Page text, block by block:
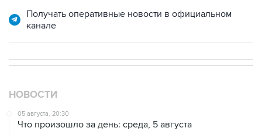
Получать оперативные новости в официальном
канале
НОВОСТИ
05 августа, 20:30
Что произошло за день: среда, 5 августа